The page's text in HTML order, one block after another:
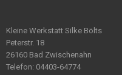
Kleine Werkstatt Silke Bölts
Peterstr. 18
26160 Bad Zwischenahn
Telefon: 04403-64774